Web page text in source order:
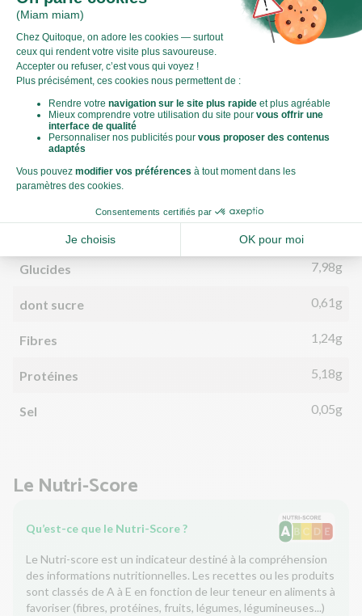
Valeurs nutritionnelles
Par personne Pour 100g
Énergie (kJ)
dont acides gras saturés
Glucides 7,98g
dont sucre 0,61g
Fibres 1,24g
Protéines 5,18g
Sel 0,05g
Le Nutri-Score
Qu’est-ce que le Nutri-Score ?
Le Nutri-score est un indicateur destiné à la compréhension
des informations nutritionnelles. Les recettes ou les produits
sont classés de A à E en fonction de leur teneur en aliments à
favoriser (fibres, protéines, fruits, légumes, légumineuses...)